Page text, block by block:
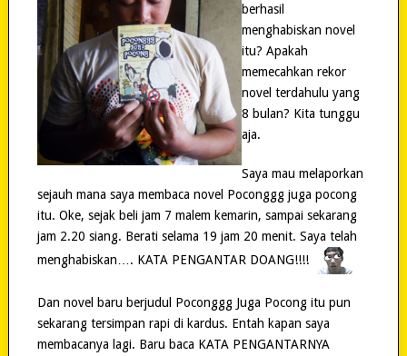
berhasil
menghabiskan novel
itu? Apakah
memecahkan rekor
novel terdahulu yang
8 bulan? Kita tunggu
aja.
Saya mau melaporkan
sejauh mana saya membaca novel Poconggg juga pocong
itu. Oke, sejak beli jam 7 malem kemarin, sampai sekarang
jam 2.20 siang. Berati selama 19 jam 20 menit. Saya telah
menghabiskan…. KATA PENGANTAR DOANG!!!!
Dan novel baru berjudul Poconggg Juga Pocong itu pun
sekarang tersimpan rapi di kardus. Entah kapan saya
membacanya lagi. Baru baca KATA PENGANTARNYA